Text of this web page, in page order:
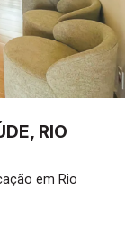
RIO
em Rio